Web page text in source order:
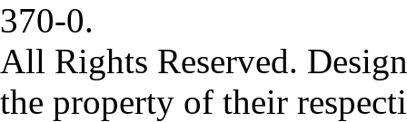
370-0.
All Rights Reserved.
the property of their